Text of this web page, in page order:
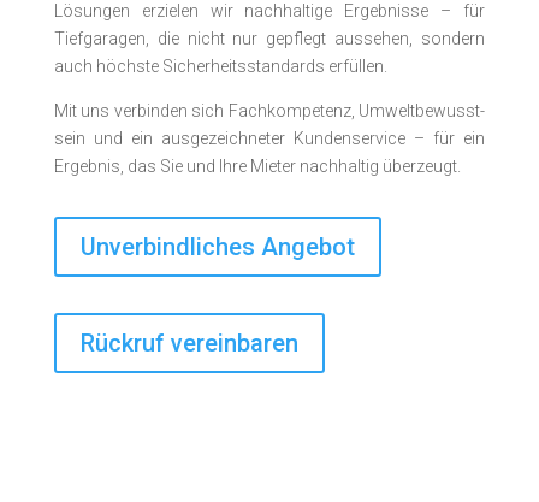
Lösungen erzielen wir nachhaltige Ergebnisse – für
Tiefgaragen, die nicht nur gepflegt aussehen, sondern
auch höchste Sicherheitsstandards erfüllen.
Mit uns verbinden sich Fach­kompe­tenz, Umwelt­bewusst­
sein und ein aus­gezeichnet­er Kunden­service – für ein
Ergebnis, das Sie und Ihre Mieter nachhaltig überzeugt.
Unverbindliches Angebot
Rückruf vereinbaren